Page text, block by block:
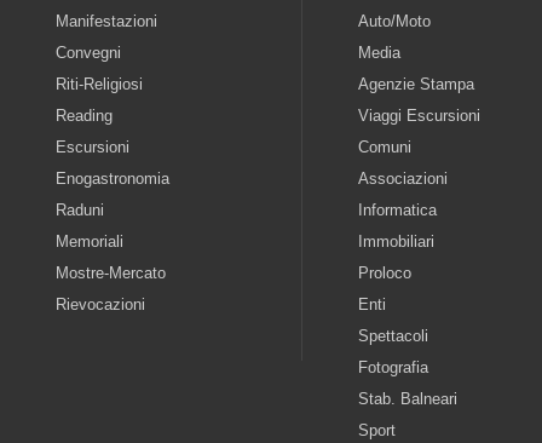
Manifestazioni
Convegni
Riti-Religiosi
Reading
Escursioni
Enogastronomia
Raduni
Memoriali
Mostre-Mercato
Rievocazioni
Auto/Moto
Media
Agenzie Stampa
Viaggi Escursioni
Comuni
Associazioni
Informatica
Immobiliari
Proloco
Enti
Spettacoli
Fotografia
Stab. Balneari
Sport